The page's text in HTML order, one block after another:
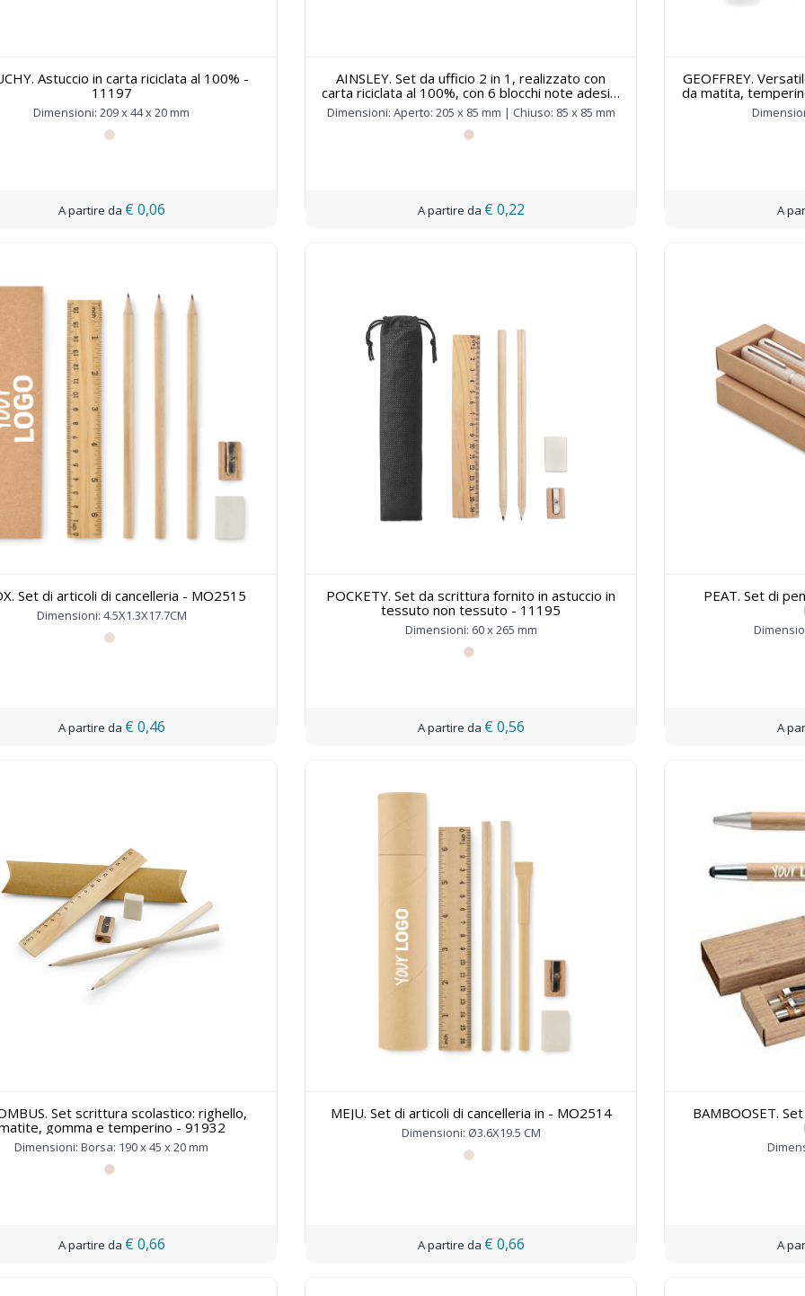
Astuccio in carta riciclata al 100% -
11197
Dimensioni: 209 x 44 x 20 mm
€ 0,06
AINSLEY. Set da ufficio 2 in 1, realizzato con
carta riciclata al 100%, con 6 blocchi note adesivi
- 93663
Dimensioni: Aperto: 205 x 85 mm | Chiuso: 85 x 85 mm
€ 0,22
GEOFFREY.
da matita,
Set di articoli di cancelleria - MO2515
Dimensioni: 4.5X1.3X17.7CM
€ 0,46
POCKETY. Set da scrittura fornito in astuccio in
tessuto non tessuto - 11195
Dimensioni: 60 x 265 mm
€ 0,56
PEAT. Set di
Set scrittura scolastico: righello,
gomma e temperino - 91932
Dimensioni: Borsa: 190 x 45 x 20 mm
€ 0,66
MEJU. Set di articoli di cancelleria in - MO2514
Dimensioni: Ø3.6X19.5 CM
€ 0,66
BAMBOOSET.